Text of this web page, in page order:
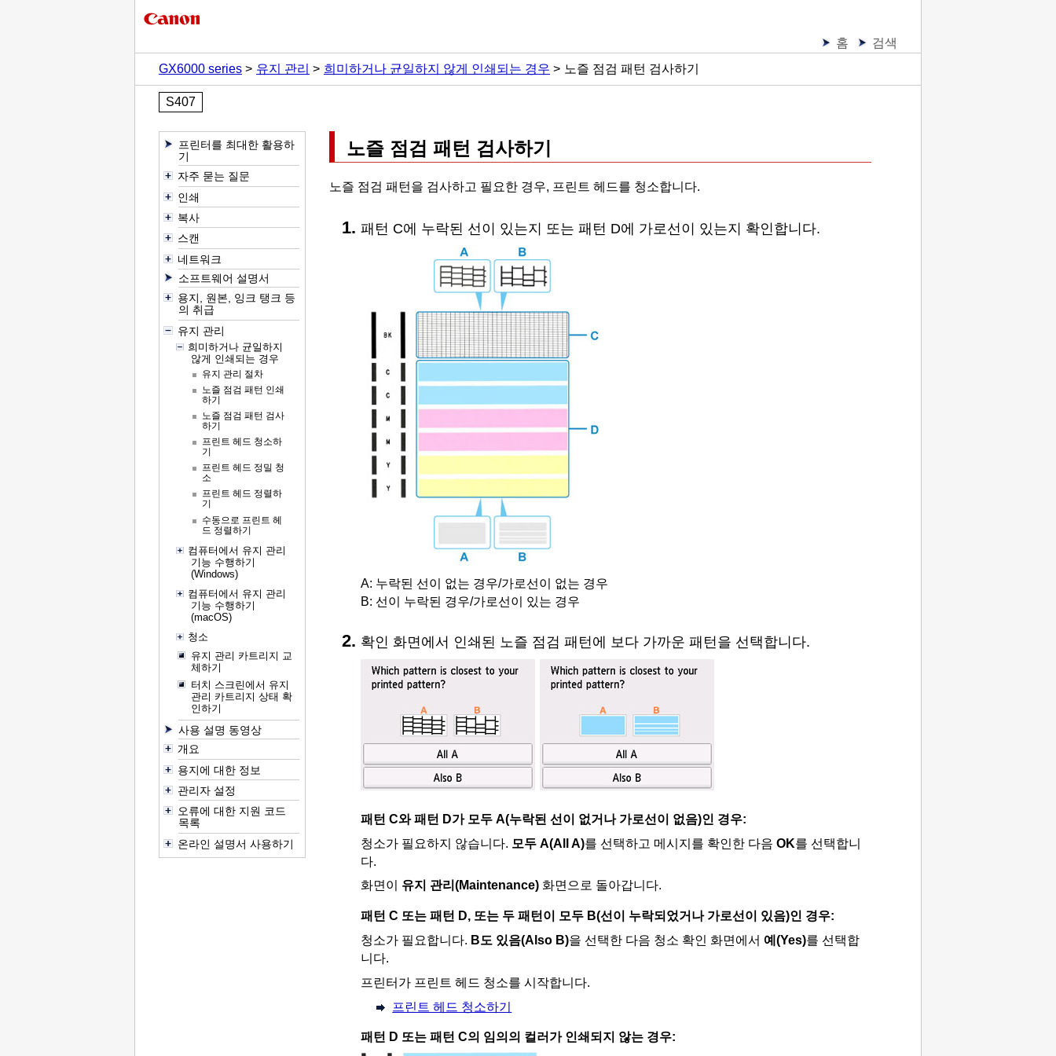
홈
검색
GX6000 series
유지 관리 희미하거나 균일하지 않게 인쇄되는 경우 노즐 점검 패턴 검사하기
S407
프린터를 최대한 활용하
기
자주 묻는 질문
인쇄
복사
스캔
네트워크
소프트웨어 설명서
용지, 원본, 잉크 탱크 등
의 취급
유지 관리
희미하거나 균일하지
않게 인쇄되는 경우
유지 관리 절차
노즐 점검 패턴 인쇄
하기
노즐 점검 패턴 검사
하기
프린트 헤드 청소하
기
프린트 헤드 정밀 청
소
프린트 헤드 정렬하
기
수동으로 프린트 헤
드 정렬하기
컴퓨터에서 유지 관리
기능 수행하기
(Windows)
컴퓨터에서 유지 관리
기능 수행하기
(macOS)
청소
유지 관리 카트리지 교
체하기
터치 스크린에서 유지
관리 카트리지 상태 확
인하기
사용 설명 동영상
개요
용지에 대한 정보
관리자 설정
오류에 대한 지원 코드
목록
온라인 설명서 사용하기
노즐 점검 패턴 검사하기
노즐 점검 패턴을 검사하고 필요한 경우, 프린트 헤드를 청소합니다.
패턴 C에 누락된 선이 있는지 또는 패턴 D에 가로선이 있는지 확인합니다.
A: 누락된 선이 없는 경우/가로선이 없는 경우
B: 선이 누락된 경우/가로선이 있는 경우
확인 화면에서 인쇄된 노즐 점검 패턴에 보다 가까운 패턴을 선택합니다.
패턴 C와 패턴 D가 모두 A(누락된 선이 없거나 가로선이 없음)인 경우:
청소가 필요하지 않습니다. 모두 A(All A)를 선택하고 메시지를 확인한 다음 OK를 선택합니
다.
화면이 유지 관리 (Maintenance) 화면으로 돌아갑니다.
패턴 C 또는 패턴 D, 또는 두 패턴이 모두 B(선이 누락되었거나 가로선이 있음)인 경우:
청소가 필요합니다. B도 있음(Also B)을 선택한 다음 청소 확인 화면에서 예 (Yes)를 선택합
니다.
프린터 가 프린트 헤드 청소를 시작합니다.
프린트 헤드 청소하기
패턴 D 또는 패턴 C의 임의의 컬러가 인쇄되지 않는 경우: